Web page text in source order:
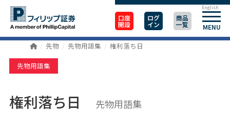
口座
開設
ログ
イン
商品
一覧 MENU
English
先物 先物用語集 権利落ち日
先物用語集
権利落ち日 先物用語集